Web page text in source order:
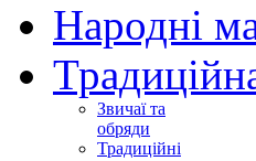
Народні
Звичаї та
обряди
Традиційні